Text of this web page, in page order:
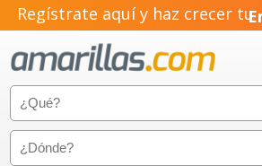
Regístrate aquí y haz crecer tu